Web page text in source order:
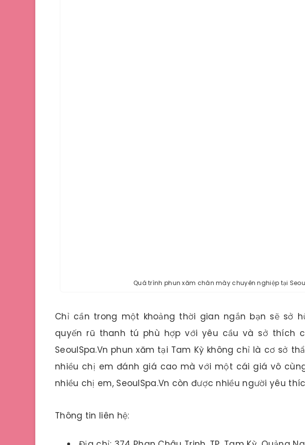
Quá trình phun xăm chân mày chuyên nghiệp tại
Chỉ cần trong một khoảng thời gian ngắn bạn sẽ sở
quyến rũ thanh tú phù hợp với yêu cầu và sở thích
SeoulSpa.Vn phun xăm tại Tam Kỳ không chỉ là cơ sở
nhiều chị em đánh giá cao mà với một cái giá vô
nhiều chị em, SeoulSpa.Vn còn được nhiều người yêu
Thông tin liên hệ: